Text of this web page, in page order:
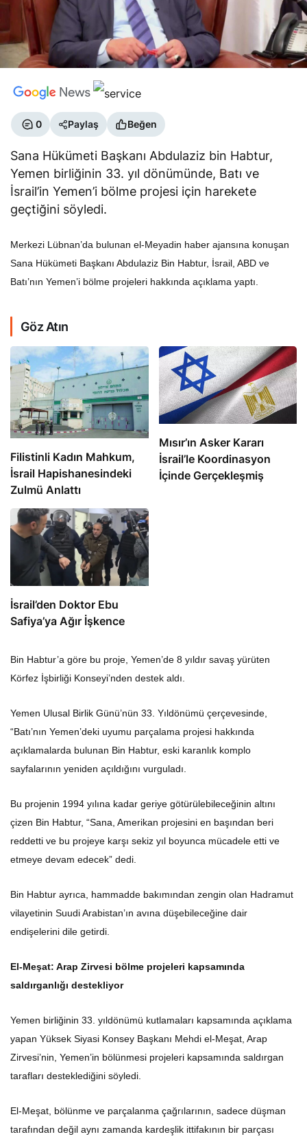
0 Paylaş Beğen
Sana Hükümeti Başkanı Abdulaziz bin Habtur,
Yemen birliğinin 33. yıl dönümünde, Batı ve
İsrail’in Yemen’i bölme projesi için harekete
geçtiğini söyledi.
Merkezi Lübnan’da bulunan el-Meyadin haber ajansına konuşan
Sana Hükümeti Başkanı Abdulaziz Bin Habtur, İsrail, ABD ve
Batı’nın Yemen’i bölme projeleri hakkında açıklama yaptı.
Göz Atın
Filistinli Kadın Mahkum,
İsrail Hapishanesindeki
Zulmü Anlattı
Mısır’ın Asker Kararı
İsrail’le Koordinasyon
İçinde Gerçekleşmiş
İsrail’den Doktor Ebu
Safiya’ya Ağır İşkence
Bin Habtur’a göre bu proje, Yemen’de 8 yıldır savaş yürüten
Körfez İşbirliği Konseyi’nden destek aldı.
Yemen Ulusal Birlik Günü’nün 33. Yıldönümü çerçevesinde,
“Batı’nın Yemen’deki uyumu parçalama projesi hakkında
açıklamalarda bulunan Bin Habtur, eski karanlık komplo
sayfalarının yeniden açıldığını vurguladı.
Bu projenin 1994 yılına kadar geriye götürülebileceğinin altını
çizen Bin Habtur, “Sana, Amerikan projesini en başından beri
reddetti ve bu projeye karşı sekiz yıl boyunca mücadele etti ve
etmeye devam edecek” dedi.
Bin Habtur ayrıca, hammadde bakımından zengin olan Hadramut
vilayetinin Suudi Arabistan’ın avına düşebileceğine dair
endişelerini dile getirdi.
El-Meşat: Arap Zirvesi bölme projeleri kapsamında
saldırganlığı destekliyor
Yemen birliğinin 33. yıldönümü kutlamaları kapsamında açıklama
yapan Yüksek Siyasi Konsey Başkanı Mehdi el-Meşat, Arap
Zirvesi’nin, Yemen’in bölünmesi projeleri kapsamında saldırgan
tarafları desteklediğini söyledi.
El-Meşat, bölünme ve parçalanma çağrılarının, sadece düşman
tarafından değil aynı zamanda kardeşlik ittifakının bir parçası